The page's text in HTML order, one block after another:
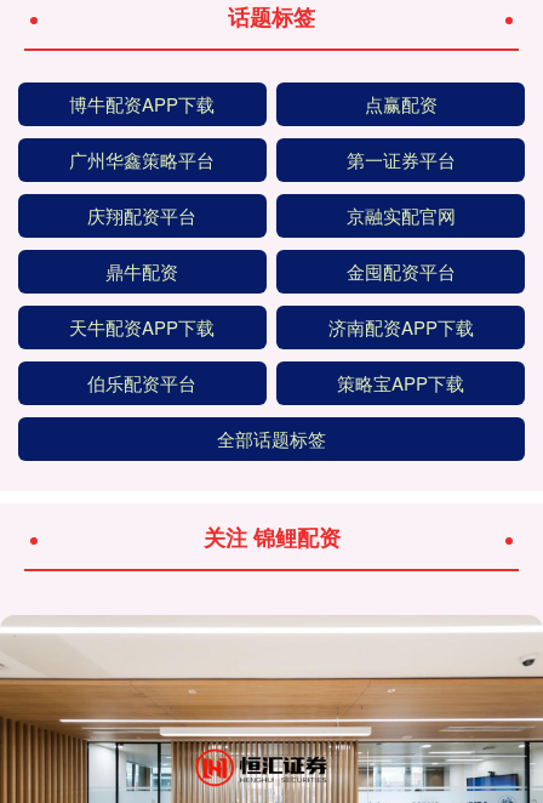
话题标签
博牛配资APP下载 点赢配资
广州华鑫策略平台 第一证券平台
庆翔配资平台 京融实配官网
鼎牛配资 金囤配资平台
天牛配资APP下载 济南配资APP下载
伯乐配资平台 策略宝APP下载
全部话题标签
关注 锦鲤配资